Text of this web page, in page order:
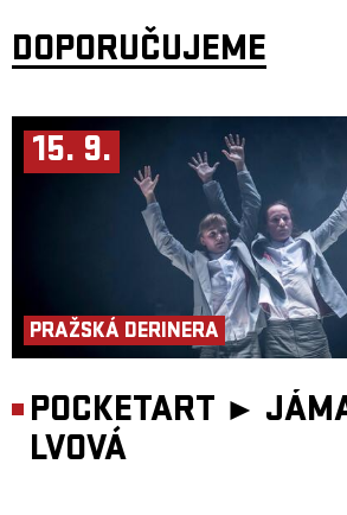
DOPORUČUJEME
15. 9.
PRAŽSKÁ DERINERA
POCKETART ►
LVOVÁ